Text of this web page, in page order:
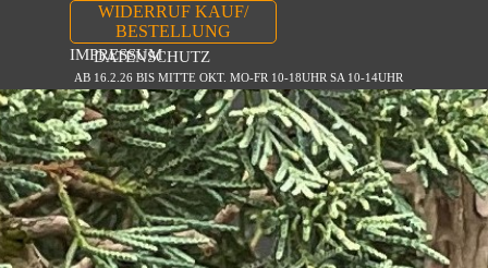
WIDERRUF KAUF/
BESTELLUNG
IMPRESSUM
DATENSCHUTZ
AB 16.2.26 BIS MITTE OKT. MO-FR 10-18UHR SA 10-14UHR
Zurück zum Seiteninhalt